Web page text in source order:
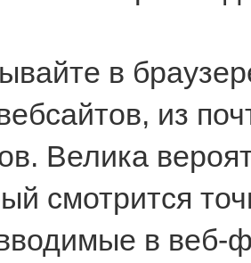
в
из
Велика
ый смотрится
в веб-